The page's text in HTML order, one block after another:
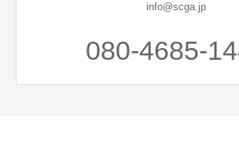
info@scga.jp
080-4685-